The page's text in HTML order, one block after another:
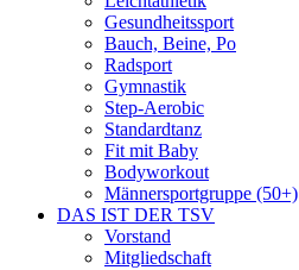
Gesundheitssport
Bauch, Beine, Po
Radsport
Gymnastik
Step-Aerobic
Standardtanz
Fit mit Baby
Bodyworkout
Männersportgruppe (50+)
DAS IST DER TSV
Vorstand
Mitgliedschaft